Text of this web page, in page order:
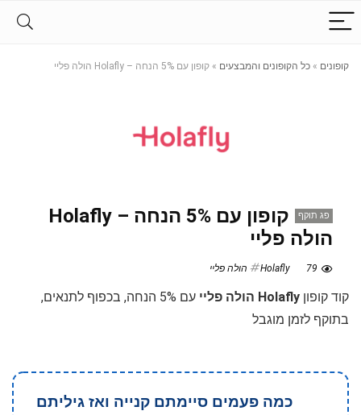
קופונים » כל הקופונים והמבצעים » קופון עם 5% הנחה – Holafly הולה פליי
פג תוקף
קופון עם 5% הנחה – Holafly
הולה פליי
79 Holafly הולה פליי
קוד קופון Holafly הולה פליי
עם 5% הנחה, בכפוף לתנאים,
בתוקף לזמן מוגבל
כמה פעמים סיימתם קנייה ואז גיליתם